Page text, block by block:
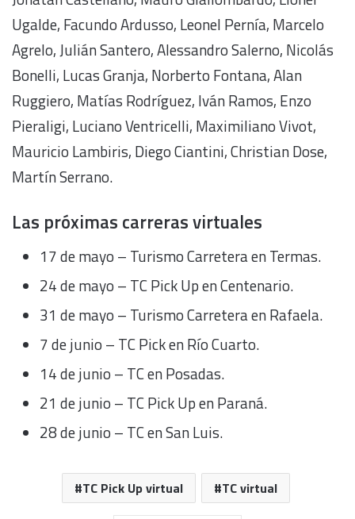
Ugalde, Facundo Ardusso, Leonel Pernía, Marcelo
Agrelo, Julián Santero, Alessandro Salerno, Nicolás
Bonelli, Lucas Granja, Norberto Fontana, Alan
Ruggiero, Matías Rodríguez, Iván Ramos, Enzo
Pieraligi, Luciano Ventricelli, Maximiliano Vivot,
Mauricio Lambiris, Diego Ciantini, Christian Dose,
Martín Serrano.
Las próximas carreras virtuales
17 de mayo – Turismo Carretera en Termas.
24 de mayo – TC Pick Up en Centenario.
31 de mayo – Turismo Carretera en Rafaela.
7 de junio – TC Pick en Río Cuarto.
14 de junio – TC en Posadas.
21 de junio – TC Pick Up en Paraná.
28 de junio – TC en San Luis.
TC Pick Up virtual TC virtual